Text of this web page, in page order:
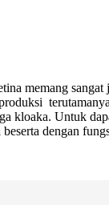
memang sangat
kloaka. Untuk
dengan